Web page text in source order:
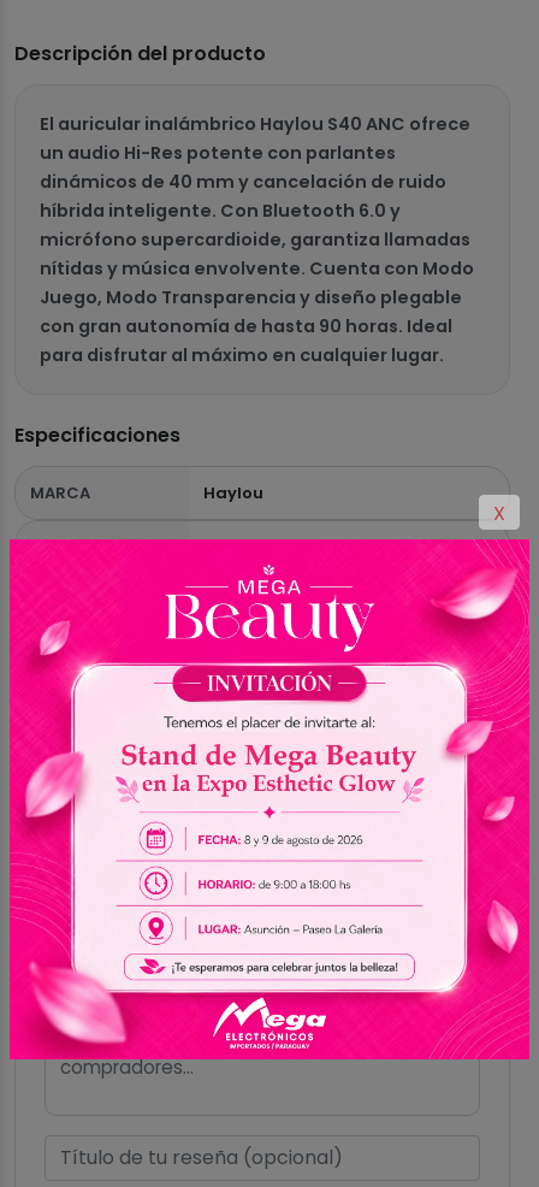
Descripción del producto
El auricular inalámbrico Haylou S40 ANC ofrece
un audio Hi-Res potente con parlantes
dinámicos de 40 mm y cancelación de ruido
híbrida inteligente. Con Bluetooth 6.0 y
micrófono supercardioide, garantiza llamadas
nítidas y música envolvente. Cuenta con Modo
Juego, Modo Transparencia y diseño plegable
con gran autonomía de hasta 90 horas. Ideal
para disfrutar al máximo en cualquier lugar.
Especificaciones
MARCA Haylou
COLOR Azul Oscuro
ALTO PARLANTE Dinámico de 40 mm
Ver todas las especificaciones
Reseñas (0)
Escribe una reseña
Calificar:
X